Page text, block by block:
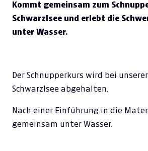
Kommt gemeinsam zum
Schwarzlsee und erlebt die
unter Wasser.
Der Schnupperkurs wird bei
Schwarzlsee abgehalten.
Nach einer Einführung in die
gemeinsam unter Wasser.